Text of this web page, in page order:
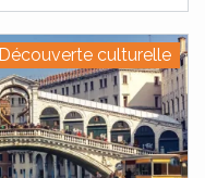
Découverte culturelle